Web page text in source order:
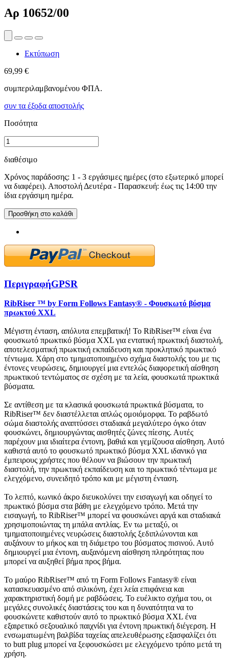
Αρ 10652/00
Εκτύπωση
69,99 €
συμπεριλαμβανομένου ΦΠΑ.
συν τα έξοδα αποστολής
Ποσότητα
διαθέσιμο
Χρόνος παράδοσης: 1 - 3 εργάσιμες ημέρες (στο εξωτερικό μπορεί
να διαφέρει). Αποστολή Δευτέρα - Παρασκευή: έως τις 14:00 την
ίδια εργάσιμη ημέρα.
Προσθήκη στο καλάθι
ΠεριγραφήGPSR
RibRiser ™ by Form Follows Fantasy® - Φουσκωτό βύσμα
πρωκτού XXL
Μέγιστη ένταση, απόλυτα επεμβατική! Το RibRiser™ είναι ένα
φουσκωτό πρωκτικό βύσμα XXL για εντατική πρωκτική διαστολή,
αποτελεσματική πρωκτική εκπαίδευση και προκλητικό πρωκτικό
τέντωμα. Χάρη στο τμηματοποιημένο σχήμα διαστολής του με τις
έντονες νευρώσεις, δημιουργεί μια εντελώς διαφορετική αίσθηση
πρωκτικού τεντώματος σε σχέση με τα λεία, φουσκωτά πρωκτικά
βύσματα.
Σε αντίθεση με τα κλασικά φουσκωτά πρωκτικά βύσματα, το
RibRiser™ δεν διαστέλλεται απλώς ομοιόμορφα. Το ραβδωτό
σώμα διαστολής αναπτύσσει σταδιακά μεγαλύτερο όγκο όταν
φουσκώνει, δημιουργώντας αισθητές ζώνες πίεσης. Αυτές
παρέχουν μια ιδιαίτερα έντονη, βαθιά και γεμίζουσα αίσθηση. Αυτό
καθιστά αυτό το φουσκωτό πρωκτικό βύσμα XXL ιδανικό για
έμπειρους χρήστες που θέλουν να βιώσουν την πρωκτική
διαστολή, την πρωκτική εκπαίδευση και το πρωκτικό τέντωμα με
ελεγχόμενο, συνειδητό τρόπο και με μέγιστη ένταση.
Το λεπτό, κωνικό άκρο διευκολύνει την εισαγωγή και οδηγεί το
πρωκτικό βύσμα στα βάθη με ελεγχόμενο τρόπο. Μετά την
εισαγωγή, το RibRiser™ μπορεί να φουσκώνει αργά και σταδιακά
χρησιμοποιώντας τη μπάλα αντλίας. Εν τω μεταξύ, οι
τμηματοποιημένες νευρώσεις διαστολής ξεδιπλώνονται και
αυξάνουν το μήκος και τη διάμετρο του βύσματος πισινού. Αυτό
δημιουργεί μια έντονη, αυξανόμενη αίσθηση πληρότητας που
μπορεί να αυξηθεί βήμα προς βήμα.
Το μαύρο RibRiser™ από τη Form Follows Fantasy® είναι
κατασκευασμένο από σιλικόνη, έχει λεία επιφάνεια και
χαρακτηριστική δομή με ραβδώσεις. Το ευέλικτο σχήμα του, οι
μεγάλες συνολικές διαστάσεις του και η δυνατότητα να το
φουσκώνετε καθιστούν αυτό το πρωκτικό βύσμα XXL ένα
εξαιρετικό σεξουαλικό παιχνίδι για έντονη πρωκτική διέγερση. Η
ενσωματωμένη βαλβίδα ταχείας απελευθέρωσης εξασφαλίζει ότι
το butt plug μπορεί να ξεφουσκώσει με ελεγχόμενο τρόπο μετά τη
χρήση.